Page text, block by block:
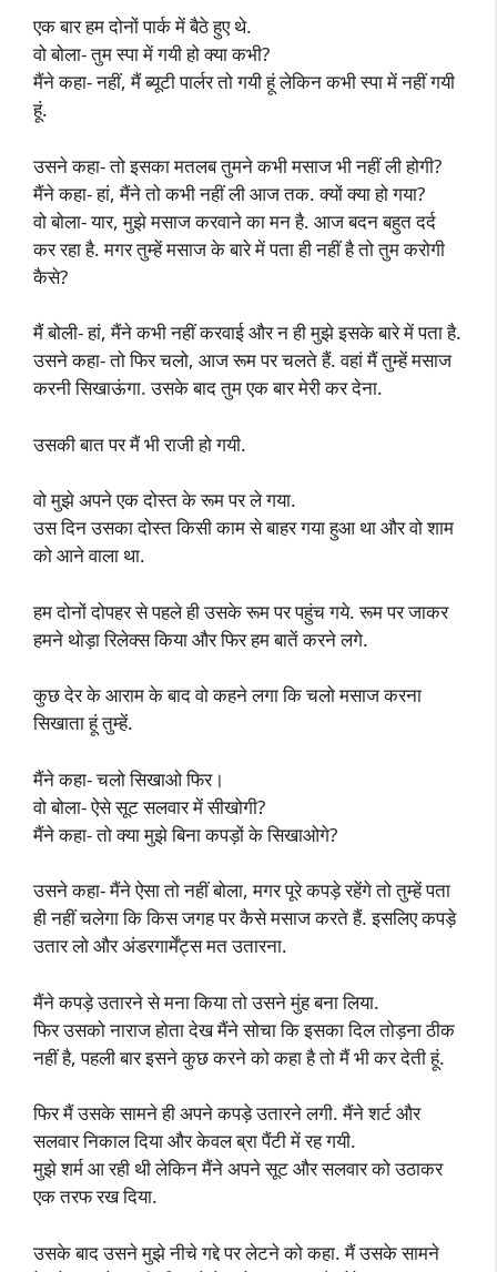
एक बार हम दोनों पार्क में बैठे हुए थे.
वो बोला- तुम स्पा में गयी हो क्या कभी?
मैंने कहा- नहीं, मैं ब्यूटी पार्लर तो गयी हूं लेकिन कभी स्पा में नहीं गयी
हूं.
उसने कहा- तो इसका मतलब तुमने कभी मसाज भी नहीं ली होगी?
मैंने कहा- हां, मैंने तो कभी नहीं ली आज तक. क्यों क्या हो गया?
वो बोला- यार, मुझे मसाज करवाने का मन है. आज बदन बहुत दर्द
कर रहा है. मगर तुम्हें मसाज के बारे में पता ही नहीं है तो तुम करोगी
कैसे?
मैं बोली- हां, मैंने कभी नहीं करवाई और न ही मुझे इसके बारे में पता है.
उसने कहा- तो फिर चलो, आज रूम पर चलते हैं. वहां मैं तुम्हें मसाज
करनी सिखाऊंगा. उसके बाद तुम एक बार मेरी कर देना.
उसकी बात पर मैं भी राजी हो गयी.
वो मुझे अपने एक दोस्त के रूम पर ले गया.
उस दिन उसका दोस्त किसी काम से बाहर गया हुआ था और वो शाम
को आने वाला था.
हम दोनों दोपहर से पहले ही उसके रूम पर पहुंच गये. रूम पर जाकर
हमने थोड़ा रिलेक्स किया और फिर हम बातें करने लगे.
कुछ देर के आराम के बाद वो कहने लगा कि चलो मसाज करना
सिखाता हूं तुम्हें.
मैंने कहा- चलो सिखाओ फिर।
वो बोला- ऐसे सूट सलवार में सीखोगी?
मैंने कहा- तो क्या मुझे बिना कपड़ों के सिखाओगे?
उसने कहा- मैंने ऐसा तो नहीं बोला, मगर पूरे कपड़े रहेंगे तो तुम्हें पता
ही नहीं चलेगा कि किस जगह पर कैसे मसाज करते हैं. इसलिए कपड़े
उतार लो और अंडरगार्मेंट्स मत उतारना.
मैंने कपड़े उतारने से मना किया तो उसने मुंह बना लिया.
फिर उसको नाराज होता देख मैंने सोचा कि इसका दिल तोड़ना ठीक
नहीं है, पहली बार इसने कुछ करने को कहा है तो मैं भी कर देती हूं.
फिर मैं उसके सामने ही अपने कपड़े उतारने लगी. मैंने शर्ट और
सलवार निकाल दिया और केवल ब्रा पैंटी में रह गयी.
मुझे शर्म आ रही थी लेकिन मैंने अपने सूट और सलवार को उठाकर
एक तरफ रख दिया.
उसके बाद उसने मुझे नीचे गद्दे पर लेटने को कहा. मैं उसके सामने